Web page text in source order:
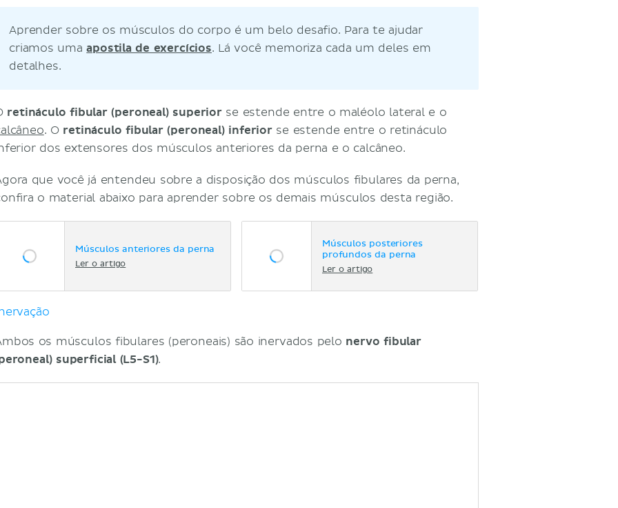
Aprender sobre os músculos do corpo é um belo desafio. Para te ajudar
criamos umaapostila de exercícios. Lá você memoriza cada um deles em
detalhes.
retináculo fibular (peroneal) superior se estende entre o maléolo lateral e o
. O retináculo fibular (peroneal) inferior se estende entre o retináculo
dos extensores dos músculos anteriores da perna e o calcâneo.
que você já entendeu sobre a disposição dos músculos fibulares da perna,
o material abaixo para aprender sobre os demais músculos desta região.
Músculos anteriores da perna
Ler o artigo
Músculos posteriores
profundos da perna
Ler o artigo
os músculos fibulares (peroneais) são inervados pelo nervo fibular
superficial (L5-S1).